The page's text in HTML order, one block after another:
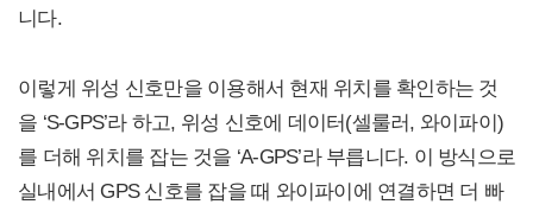
니다.
이렇게 위성 신호만을 이용해서 현재 위치를 확인하는 것
을 ‘S-GPS’라 하고, 위성 신호에 데이터(셀룰러, 와이파이)
를 더해 위치를 잡는 것을 ‘A-GPS’라 부릅니다. 이 방식으로
실내에서 GPS 신호를 잡을 때 와이파이에 연결하면 더 빠